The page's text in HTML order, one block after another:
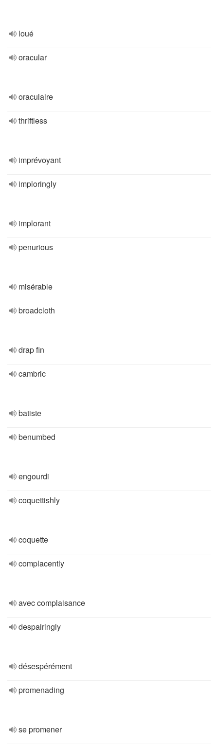
loué
oracular
oraculaire
thriftless
imprévoyant
imploringly
implorant
penurious
misérable
broadcloth
drap fin
cambric
batiste
benumbed
engourdi
coquettishly
coquette
complacently
avec complaisance
despairingly
désespérément
promenading
se promener